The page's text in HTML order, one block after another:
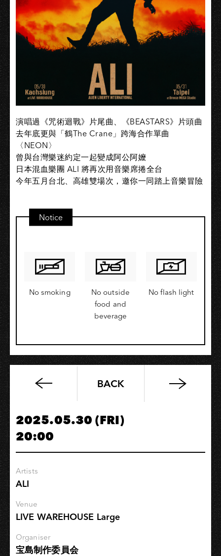
演唱過《咒術迴戰》片尾曲、《BEASTARS》片頭曲
去年底更與「鶴The Crane」跨海合作單曲
〈NEON〉
曾與台灣樂迷約定一起變成阿公阿嬤
日本混血樂團 ALI 將再次用音樂席捲全台
今年五月台北、高雄雙場次，邀你一同踏上音樂冒險
Notice
No smoking
No outside
food and
beverage
No flash light
《
流
金
趴
🪩
廂
BACK
2025.05.30 (FRI)
20:00
Artists
ALI
Venue
LIVE WAREHOUSE Large
Organiser
宝島制作委員会